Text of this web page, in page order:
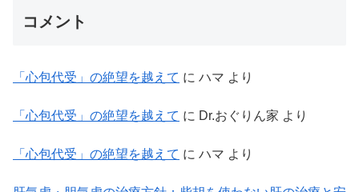
コメント
「心包代受」の絶望を越えて に ハマ より
「心包代受」の絶望を越えて に Dr.おぐりん家 より
「心包代受」の絶望を越えて に ハマ より